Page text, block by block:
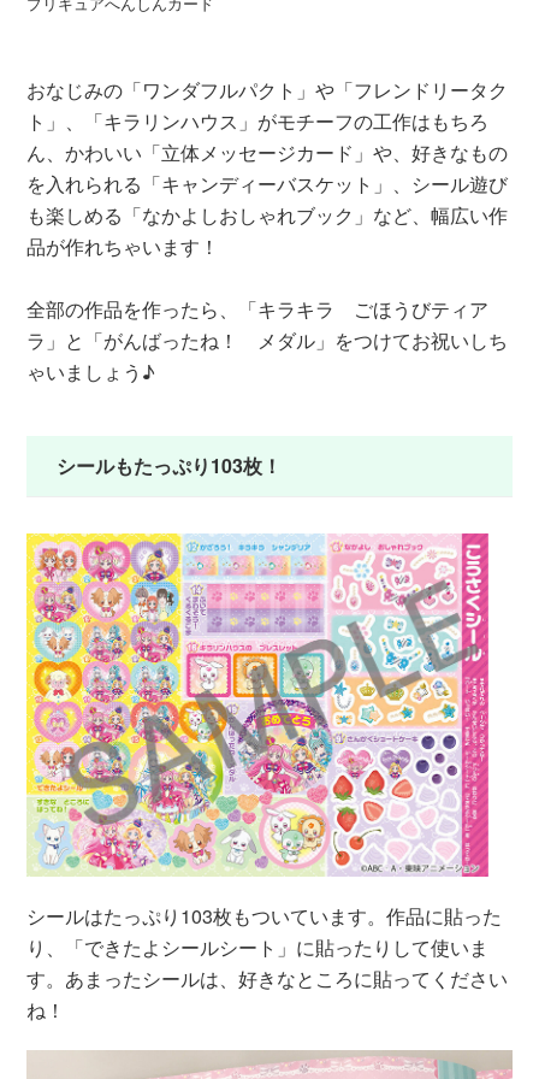
おなじみの「ワンダフルパクト」や「フレンドリータク
ト」、「キラリンハウス」がモチーフの工作はもちろ
ん、かわいい「立体メッセージカード」や、好きなもの
を入れられる「キャンディーバスケット」、シール遊び
も楽しめる「なかよしおしゃれブック」など、幅広い作
品が作れちゃいます！
全部の作品を作ったら、「キラキラ ごほうびティア
ラ」と「がんばったね！ メダル」をつけてお祝いしち
ゃいましょう♪
シールもたっぷり103枚！
シールはたっぷり103枚もついています。作品に貼った
り、「できたよシールシート」に貼ったりして使いま
す。あまったシールは、好きなところに貼ってください
ね！